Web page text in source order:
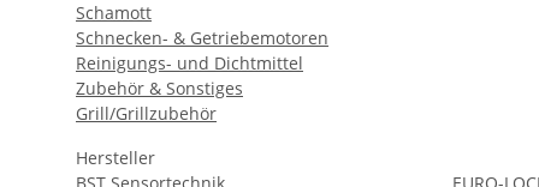
Schamott
Schnecken- & Getriebemotoren
Reinigungs- und Dichtmittel
Zubehör & Sonstiges
Grill/Grillzubehör
Hersteller